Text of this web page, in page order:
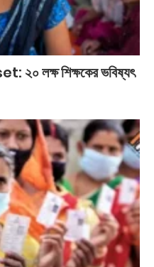
লক্ষ শিক্ষকের ভবিষ্যৎ